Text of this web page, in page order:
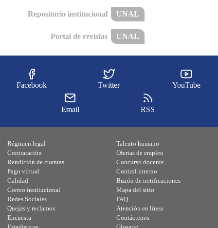
Repositorio institucional UNAL
Portal de revistas UNAL
Facebook Twitter YouTube
Email RSS
Régimen legal
Contratación
Rendición de cuentas
Pago virtual
Calidad
Talento humano
Ofertas de empleo
Concurso docente
Control interno
Buzón de notificaciones
Correo institucional
Redes Sociales
Quejas y reclamos
Encuesta
Mapa del sitio
FAQ
Atención en línea
Contáctenos